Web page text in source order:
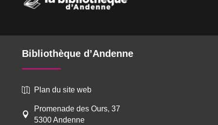
Bibliothèque d’Andenne
 Plan du site web

Promenade des Ours, 37
5300 Andenne